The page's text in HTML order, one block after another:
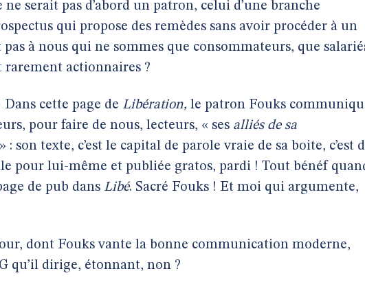
serait pas d’abord un patron, celui d’une branche
qui propose des remèdes sans avoir procéder à un
pas à nous qui ne sommes que consommateurs, que
rarement actionnaires ?
cette page de Libération, le patron Fouks
pour faire de nous, lecteurs, « ses alliés de sa
: son texte, c’est le capital de parole vraie de sa boite, c’est
pour lui-même et publiée gratos, pardi ! Tout bénéf
de pub dans Libé. Sacré Fouks ! Et moi qui argumente,
dont Fouks vante la bonne communication moderne,
qu’il dirige, étonnant, non ?